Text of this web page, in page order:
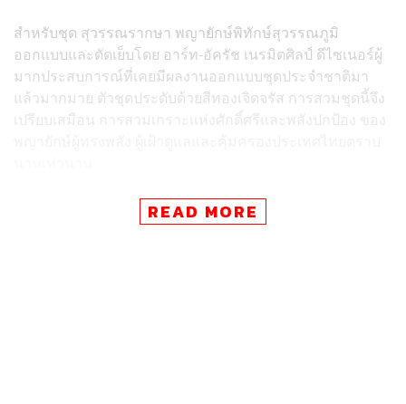
สำหรับชุด สุวรรณรากษา พญายักษ์พิทักษ์สุวรรณภูมิ
ออกแบบและตัดเย็บโดย อาร์ท-อัครัช เนรมิตศิลป์ ดีไซเนอร์ผู้
มากประสบการณ์ที่เคยมีผลงานออกแบบชุดประจำชาติมา
แล้วมากมาย ตัวชุดประดับด้วยสีทองเจิดจรัส การสวมชุดนี้จึง
เปรียบเสมือน การสวมเกราะแห่งศักดิ์ศรีและพลังปกป้อง ของ
การประกวด Miss Universe 2025 ในรอบตัดสินจะจัดขึ้นใน
วันที่ 21 พฤศจิกายน 2025 ณ อิมแพค ชาเลนเจอร์ ฮอลล์ 2
READ MORE